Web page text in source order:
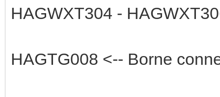
HAGWXT304 -
HAGTG008 <-- Borne